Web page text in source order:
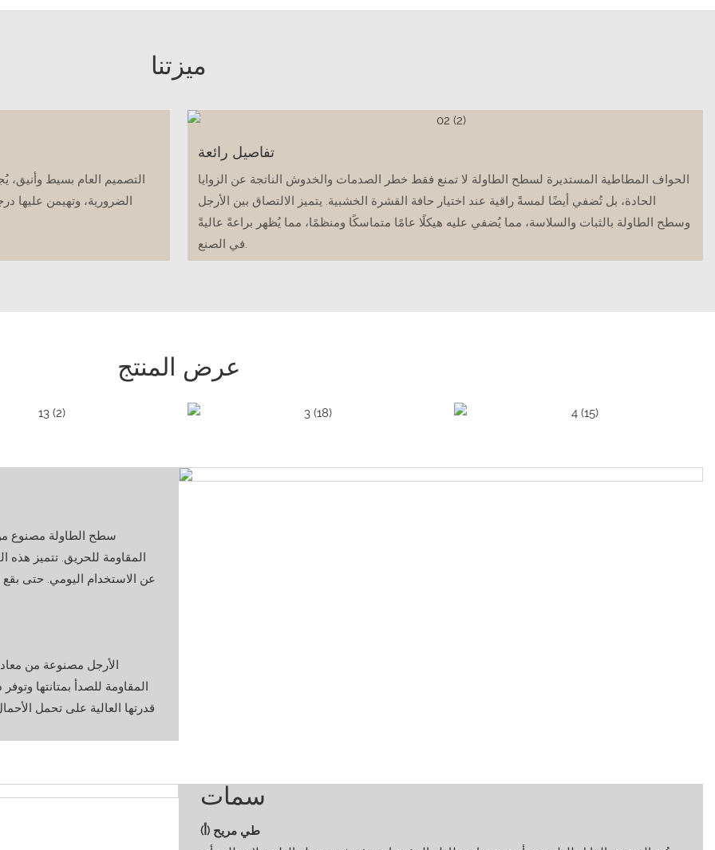
ميزتنا
التصميم العام بسيط
الضرورية، وتهيمن عليها
تفاصيل رائعة
الحواف المطاطية المستديرة لسطح الطاولة لا تمنع فقط خطر الصدمات والخدوش الناتجة عن الزوايا
الحادة، بل تُضفي أيضًا لمسةً راقية عند اختيار حافة القشرة الخشبية. يتميز الالتصاق بين الأرجل
وسطح الطاولة بالثبات والسلاسة، مما يُضفي عليه هيكلًا عامًا متماسكًا ومنظمًا، مما يُظهر براعةً عاليةً
في الصنع.
عرض المنتج
سطح الطاولة مصنوع من
المقاومة للحريق. تتميز هذه
عن الاستخدام اليومي. حتى
الأرجل مصنوعة من
المقاومة للصدأ بمتانتها
قدرتها العالية على تحمل
سمات
(أ) طي مريح